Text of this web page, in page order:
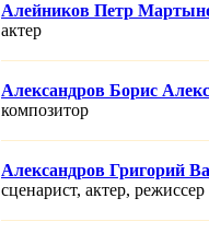
Алейников Петр
актер
Александров Борис
композитор
Александров Григорий
сценарист, актер, режисcер